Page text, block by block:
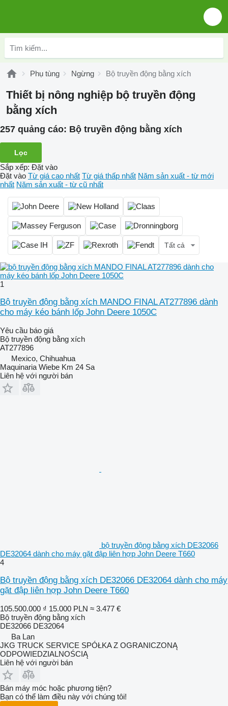
Phụ tùng Ngừng Bộ truyền động bằng xích
Thiết bị nông nghiệp bộ truyền động
bằng xích
257 quảng cáo: Bộ truyền động bằng xích
Lọc
Sắp xếp: Đặt vào
Đặt vào Từ giá cao nhất Từ giá thấp nhất Năm sản xuất - từ mới
nhất Năm sản xuất - từ cũ nhất
Tất cả
1
Bộ truyền động bằng xích MANDO FINAL AT277896 dành
cho máy kéo bánh lốp John Deere 1050C
Yêu cầu báo giá
Bộ truyền động bằng xích
AT277896
Mexico, Chihuahua
Maquinaria Wiebe Km 24 Sa
Liên hệ với người bán
bộ truyền động bằng xích DE32066
DE32064 dành cho máy gặt đập liên hợp John Deere T660
4
Bộ truyền động bằng xích DE32066 DE32064 dành cho máy
gặt đập liên hợp John Deere T660
105.500.000 ₫ 15.000 PLN ≈ 3.477 €
Bộ truyền động bằng xích
DE32066 DE32064
Ba Lan
JKG TRUCK SERVICE SPÓŁKA Z OGRANICZONĄ
ODPOWIEDZIALNOŚCIĄ
Liên hệ với người bán
Bán máy móc hoặc phương tiện?
Bạn có thể làm điều này với chúng tôi!